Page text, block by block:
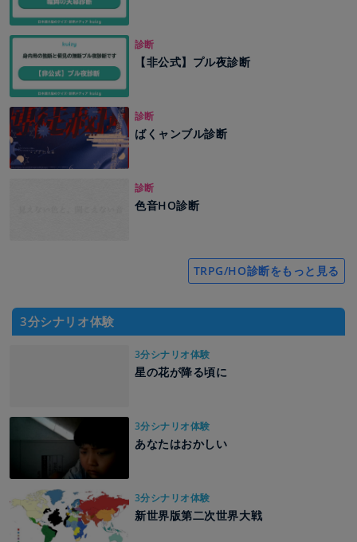
診断
【非公式】プル夜診断
診断
ばくャンブル診断
診断
色音HO診断
TRPG/HO診断をもっと見る
3分シナリオ体験
3分シナリオ体験
星の花が降る頃に
3分シナリオ体験
あなたはおかしい
3分シナリオ体験
新世界版第二次世界大戦